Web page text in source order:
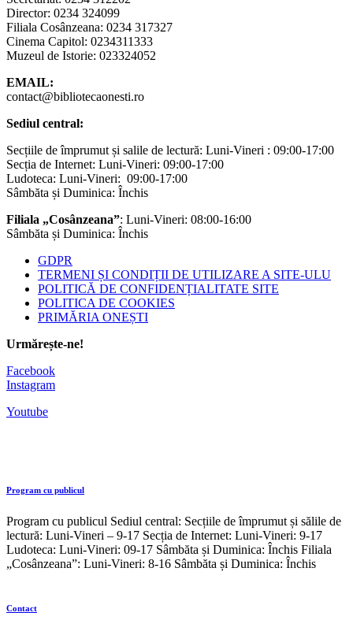
Director: 0234 324099
Filiala Cosânzeana: 0234 317327
Cinema Capitol: 0234311333
Muzeul de Istorie: 023324052
EMAIL:
contact@bibliotecaonesti.ro
Sediul central:
Secțiile de împrumut și salile de lectură: Luni-Vineri : 09:00-17:00
Secția de Internet: Luni-Vineri: 09:00-17:00
Ludoteca: Luni-Vineri: 09:00-17:00
Sâmbăta și Duminica: Închis
Filiala „Cosânzeana”: Luni-Vineri: 08:00-16:00
Sâmbăta și Duminica: Închis
GDPR
TERMENI ȘI CONDIȚII DE UTILIZARE A SITE-ULU
POLITICĂ DE CONFIDENȚIALITATE SITE
POLITICA DE COOKIES
PRIMĂRIA ONEȘTI
Urmărește-ne!
Facebook
Instagram
Youtube
Program cu publicul
Program cu publicul Sediul central: Secțiile de împrumut și sălile de
lectură: Luni-Vineri – 9-17 Secția de Internet: Luni-Vineri: 9-17
Ludoteca: Luni-Vineri: 09-17 Sâmbăta și Duminica: Închis Filiala
„Cosânzeana”: Luni-Vineri: 8-16 Sâmbăta și Duminica: Închis
Contact